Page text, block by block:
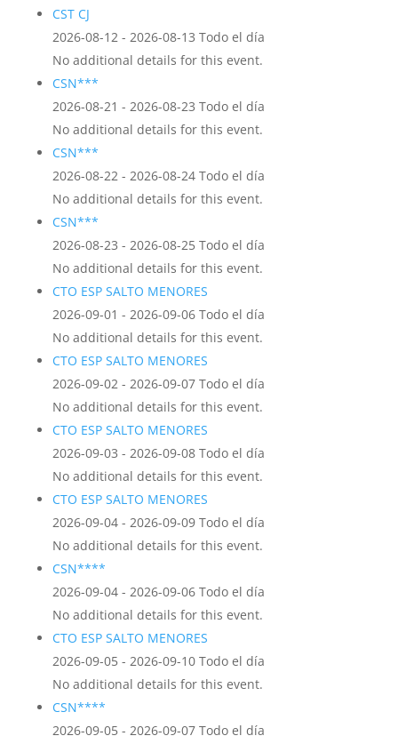
CST CJ
2026-08-12 - 2026-08-13 Todo el día
No additional details for this event.
CSN***
2026-08-21 - 2026-08-23 Todo el día
No additional details for this event.
CSN***
2026-08-22 - 2026-08-24 Todo el día
No additional details for this event.
CSN***
2026-08-23 - 2026-08-25 Todo el día
No additional details for this event.
CTO ESP SALTO MENORES
2026-09-01 - 2026-09-06 Todo el día
No additional details for this event.
CTO ESP SALTO MENORES
2026-09-02 - 2026-09-07 Todo el día
No additional details for this event.
CTO ESP SALTO MENORES
2026-09-03 - 2026-09-08 Todo el día
No additional details for this event.
CTO ESP SALTO MENORES
2026-09-04 - 2026-09-09 Todo el día
No additional details for this event.
CSN****
2026-09-04 - 2026-09-06 Todo el día
No additional details for this event.
CTO ESP SALTO MENORES
2026-09-05 - 2026-09-10 Todo el día
No additional details for this event.
CSN****
2026-09-05 - 2026-09-07 Todo el día